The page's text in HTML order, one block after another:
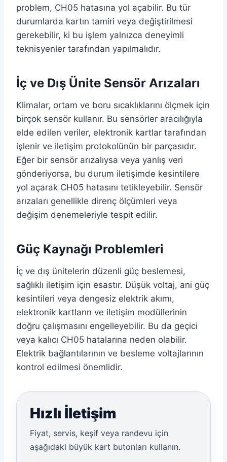
problem, CH05 hatasına yol açabilir. Bu tür
durumlarda kartın tamiri veya değiştirilmesi
gerekebilir, ki bu işlem yalnızca deneyimli
teknisyenler tarafından yapılmalıdır.
İç ve Dış Ünite Sensör Arızaları
Klimalar, ortam ve boru sıcaklıklarını ölçmek için
birçok sensör kullanır. Bu sensörler aracılığıyla
elde edilen veriler, elektronik kartlar tarafından
işlenir ve iletişim protokolünün bir parçasıdır.
Eğer bir sensör arızalıysa veya yanlış veri
gönderiyorsa, bu durum iletişimde kesintilere
yol açarak CH05 hatasını tetikleyebilir. Sensör
arızaları genellikle direnç ölçümleri veya
değişim denemeleriyle tespit edilir.
Güç Kaynağı Problemleri
İç ve dış ünitelerin düzenli güç beslemesi,
sağlıklı iletişim için esastır. Düşük voltaj, ani güç
kesintileri veya dengesiz elektrik akımı,
elektronik kartların ve iletişim modüllerinin
doğru çalışmasını engelleyebilir. Bu da geçici
veya kalıcı CH05 hatalarına neden olabilir.
Elektrik bağlantılarının ve besleme voltajlarının
kontrol edilmesi önemlidir.
Hızlı İletişim
Fiyat, servis, keşif veya randevu için
aşağıdaki büyük kart butonları kullanın.